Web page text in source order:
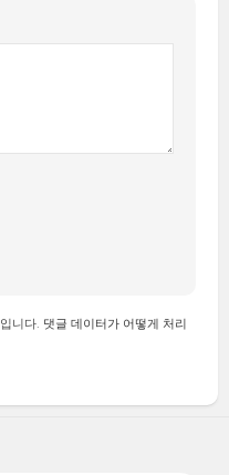
니다. 댓글 데이터가 어떻게 처리